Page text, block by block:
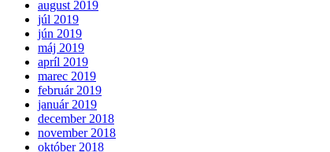
august 2019
júl 2019
jún 2019
máj 2019
apríl 2019
marec 2019
február 2019
január 2019
december 2018
november 2018
október 2018